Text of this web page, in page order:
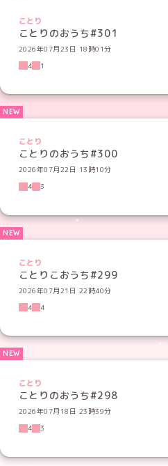
ことり
ことりのおうち#301
2026年07月23日 18時01分
4
1
ことり
ことりのおうち#300
2026年07月22日 13時10分
4
3
ことり
ことりこおうち#299
2026年07月21日 22時40分
4
4
ことり
ことりのおうち#298
2026年07月18日 23時39分
4
3